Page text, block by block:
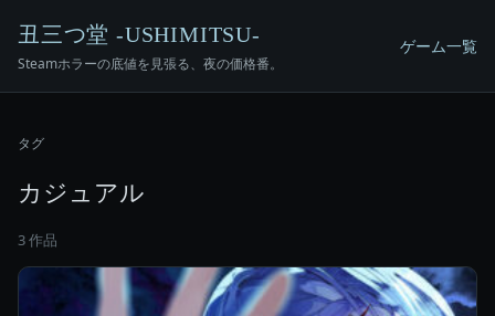
丑三つ堂 -USHIMITSU-
Steamホラーの底値を見張る、夜の価格番。
ゲーム一覧
タグ
カジュアル
3 作品